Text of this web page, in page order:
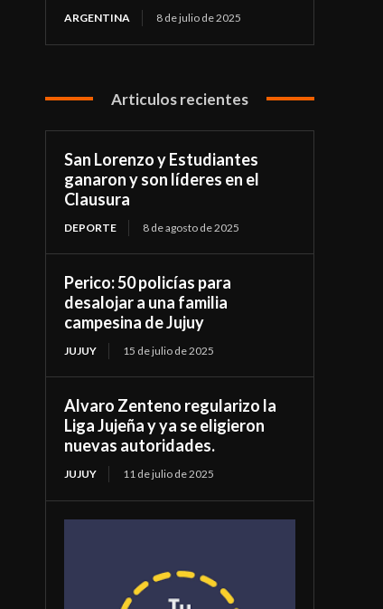
ARGENTINA 8 de julio de 2025
Articulos recientes
San Lorenzo y Estudiantes
ganaron y son líderes en el
Clausura
DEPORTE 8 de agosto de 2025
Perico: 50 policías para
desalojar a una familia
campesina de Jujuy
JUJUY 15 de julio de 2025
Alvaro Zenteno regularizo la
Liga Jujeña y ya se eligieron
nuevas autoridades.
JUJUY 11 de julio de 2025